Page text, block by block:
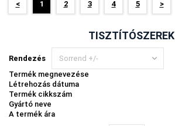
< 1 2 3 4 5 >
TISZTÍTÓSZEREK
Rendezés
Sorrend +/-
Termék megnevezése
Létrehozás dátuma
Termék cikkszám
Gyártó neve
A termék ára